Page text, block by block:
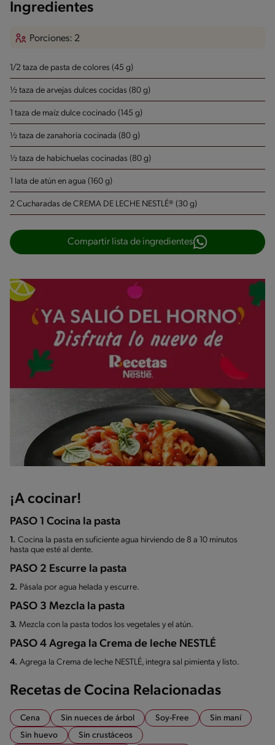
Ingredientes
Porciones: 2
1/2 taza de pasta de colores (45 g)
½ taza de arvejas dulces cocidas (80 g)
1 taza de maíz dulce cocinado (145 g)
½ taza de zanahoria cocinada (80 g)
½ taza de habichuelas cocinadas (80 g)
1 lata de atún en agua (160 g)
2 Cucharadas de CREMA DE LECHE NESTLÉ® (30 g)
Compartir lista de ingredientes
¡A cocinar!
PASO 1 Cocina la pasta
1. Cocina la pasta en suficiente agua hirviendo de 8 a 10 minutos
hasta que esté al dente.
PASO 2 Escurre la pasta
2. Pásala por agua helada y escurre.
PASO 3 Mezcla la pasta
3. Mezcla con la pasta todos los vegetales y el atún.
PASO 4 Agrega la Crema de leche NESTLÉ
4. Agrega la Crema de leche NESTLÉ, integra sal pimienta y listo.
Recetas de Cocina Relacionadas
Cena Sin nueces de árbol Soy-Free
Sin maní
Sin huevo
Sin crustáceos